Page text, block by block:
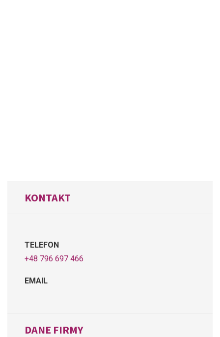
KONTAKT
TELEFON
+48 796 697 466
EMAIL
DANE FIRMY